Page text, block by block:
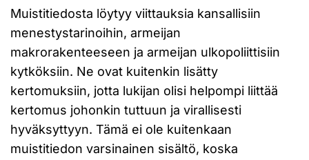
Muistitiedosta löytyy viittauksia kansallisiin
menestystarinoihin, armeijan
makrorakenteeseen ja armeijan ulkopoliittisiin
kytköksiin. Ne ovat kuitenkin lisätty
kertomuksiin, jotta lukijan olisi helpompi liittää
kertomus johonkin tuttuun ja virallisesti
hyväksyttyyn. Tämä ei ole kuitenkaan
muistitiedon varsinainen sisältö, koska